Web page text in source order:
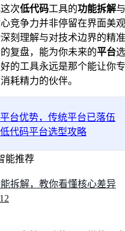
次低代码工具的功能拆解
竞争力并非停留在界面美
刻理解与对技术边界的精
复盘，能为你未来的平台
的工具永远是那个能让你
耗精力的伙伴。
台优势，传统平台已落伍
代码平台选型攻略
能推荐
拆解，教你看懂核心差异